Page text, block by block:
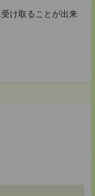
け取ることが出来